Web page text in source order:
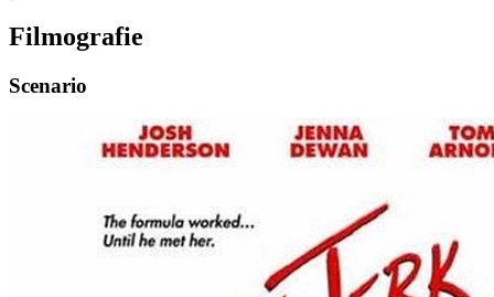
Filmografie
Scenario